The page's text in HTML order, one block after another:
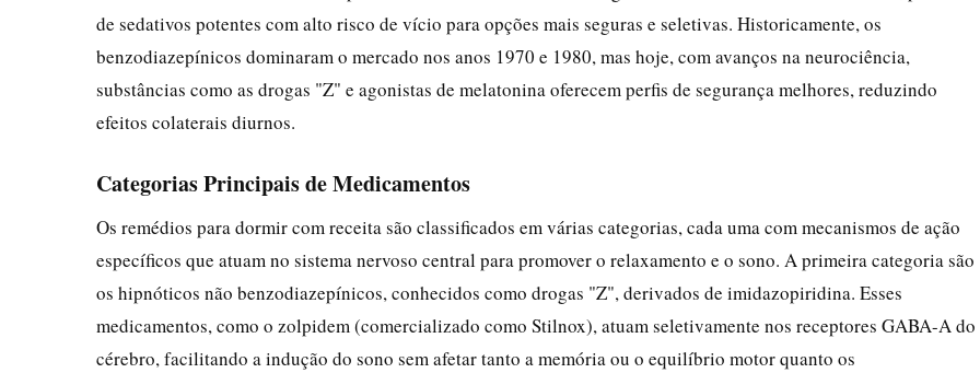
de sedativos potentes com alto risco de vício para opções mais seguras e seletivas. Historicamente, os
benzodiazepínicos dominaram o mercado nos anos 1970 e 1980, mas hoje, com avanços na neurociência,
substâncias como as drogas "Z" e agonistas de melatonina oferecem perfis de segurança melhores, reduzindo
efeitos colaterais diurnos.
Categorias Principais de Medicamentos
Os remédios para dormir com receita são classificados em várias categorias, cada uma com mecanismos de ação
específicos que atuam no sistema nervoso central para promover o relaxamento e o sono. A primeira categoria são
os hipnóticos não benzodiazepínicos, conhecidos como drogas "Z", derivados de imidazopiridina. Esses
medicamentos, como o zolpidem (comercializado como Stilnox), atuam seletivamente nos receptores GABA-A do
cérebro, facilitando a indução do sono sem afetar tanto a memória ou o equilíbrio motor quanto os